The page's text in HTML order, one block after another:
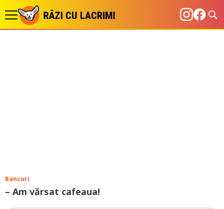
Bancuri
– Am vărsat cafeaua!